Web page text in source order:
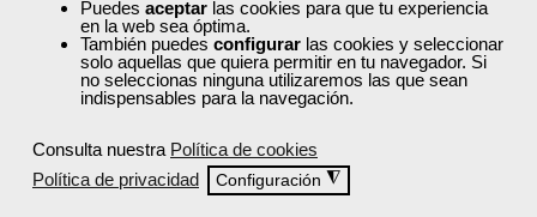
Puedes aceptar las cookies para que tu experiencia
en la web sea óptima.
También puedes configurar las cookies y seleccionar
solo aquellas que quiera permitir en tu navegador. Si
no seleccionas ninguna utilizaremos las que sean
indispensables para la navegación.
Consulta nuestra Política de cookies
Política de privacidad
Configuración ◮
Recordarme